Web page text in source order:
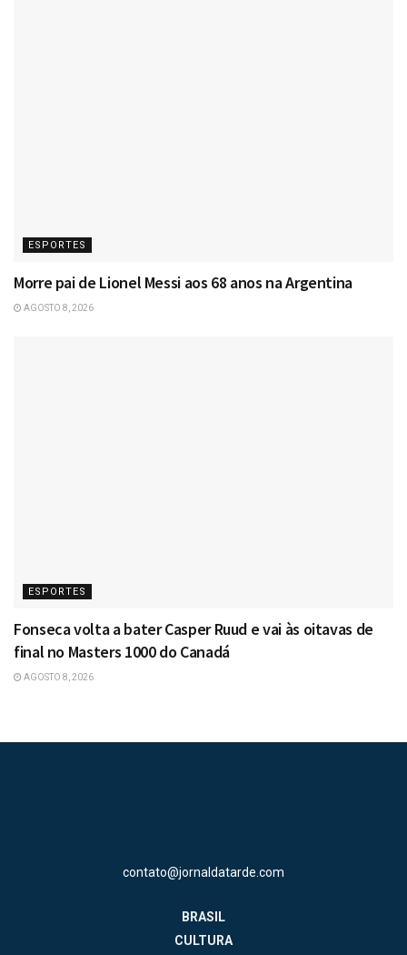
ESPORTES
Morre pai de Lionel Messi aos 68 anos na Argentina
AGOSTO 8, 2026
ESPORTES
Fonseca volta a bater Casper Ruud e vai às oitavas de
final no Masters 1000 do Canadá
AGOSTO 8, 2026
contato@jornaldatarde.com
BRASIL
CULTURA